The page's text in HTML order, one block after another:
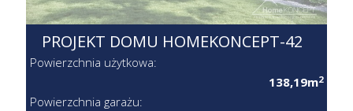
PROJEKT DOMU HOMEKONCEPT-42
Powierzchnia użytkowa:
138,19m2
Powierzchnia garażu: